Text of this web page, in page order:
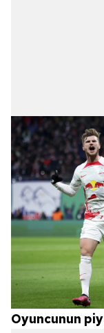
Oyuncunun